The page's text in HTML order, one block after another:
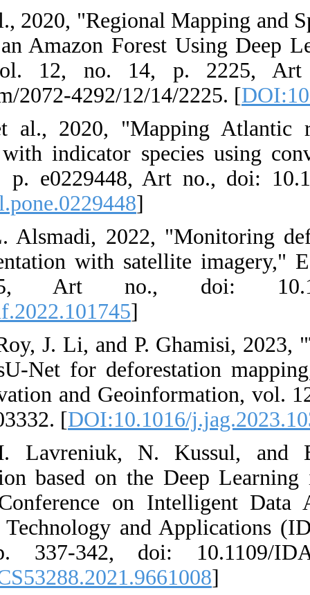
34. F. H.
of Canopy
Remote
https://
35. F. H.
regeneration
One, vol. 15,
36. A. Alzu'bi
deep
70, p.
37. A. Jamali,
attention
Applied Earth
10.1016/
38. L.
Deforestation
IEEE
Computing
2021, vol. 1,
[DOI:10.1109/